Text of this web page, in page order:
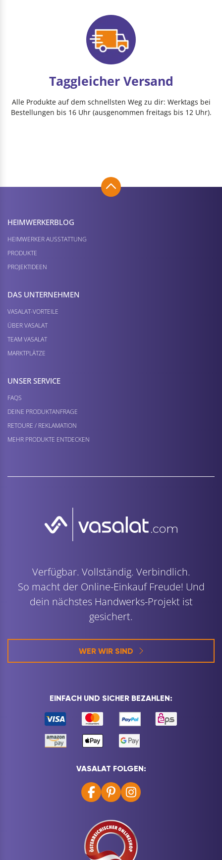
Taggleicher Versand
Alle Produkte auf dem schnellsten Weg zu dir: Werktags bei
Bestellungen bis 16 Uhr (ausgenommen freitags bis 12 Uhr).
HEIMWERKER­BLOG
HEIMWERKER AUSSTATTUNG
PRODUKTE
PROJEKTIDEEN
DAS UNTERNEHMEN
VASALAT-VORTEILE
ÜBER VASALAT
TEAM VASALAT
MARKTPLÄTZE
UNSER SERVICE
FAQS
DEINE PRODUKTANFRAGE
RETOURE / REKLAMATION
MEHR PRODUKTE ENTDECKEN
Verfügbar. Vollständig. Verbindlich.
So macht der Online-Einkauf Freude! Und
dein nächstes Handwerks-Projekt ist
gesichert.
WER WIR SIND
EINFACH UND SICHER BEZAHLEN:
VASALAT FOLGEN: